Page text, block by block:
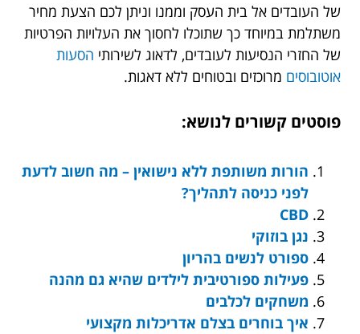
של העובדים אל בית העסק וממנו וניתן לכם הצעת מחיר
משתלמת במיוחד כך שתוכלו לחסוך את העלויות הפרטיות
של החזרי הנסיעות לעובדים, לדאוג לשירותי הסעות
אוטובוסים מרוכזים ובטוחים ללא דאגות.
פוסטים קשורים לנושא:
הורות משותפת ללא נישואין – מה חשוב לדעת
לפני כניסה לתהליך?
CBD
נגן בוזוקי
ספורט לנשים בהריון
פעילות ספורטיבית לילדים שהיא גם מהנה
משחקים לכלבים
איך בוחרים בצלם אדריכלות מקצועי